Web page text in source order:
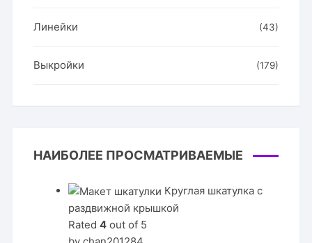
Линейки (43)
Выкройки (179)
НАИБОЛЕЕ ПРОСМАТРИВАЕМЫЕ
Круглая шкатулка с
раздвижной крышкой
Rated4 out of 5